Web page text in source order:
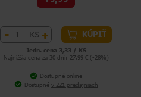
- KS + KÚPIŤ
Jedn. cena 3,33 / KS
Najnižšia cena za 30 dní: 27,99 € (-28%)
Dostupné online
Dostupné v 221 predajniach